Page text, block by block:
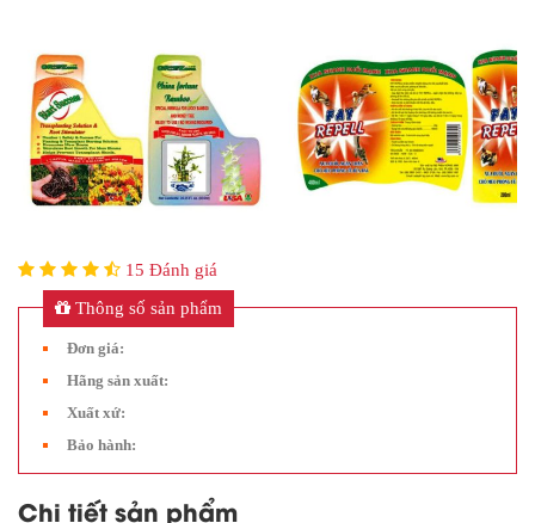
15 Đánh giá
Thông số sản phẩm
Đơn giá:
Hãng sản xuất:
Xuất xứ:
Bảo hành:
Chi tiết sản phẩm